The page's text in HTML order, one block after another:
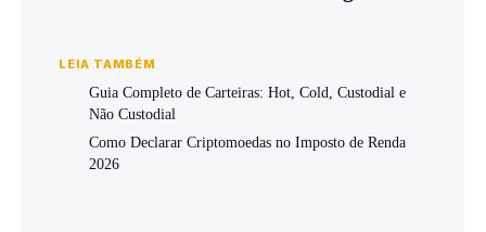
LEIA TAMBÉM
Guia Completo de Carteiras: Hot, Cold, Custodial e
Não Custodial
Como Declarar Criptomoedas no Imposto de Renda
2026